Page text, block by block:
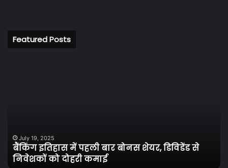
Featured Posts
डिविडेंड
निवेशकों
July 19, 2025
बैंकिंग इतिहास में पहली बार बोनस शेयर, डिविडेंड से
निवेशकों को दोहरी कमाई